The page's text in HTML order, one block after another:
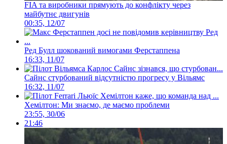
FIA та виробники прямують до конфлікту через
майбутнє двигунів
00:35, 12/07
Ред Булл шокований вимогами Ферстаппена
16:33, 11/07
Сайнс стурбований відсутністю прогресу у Вільямс
16:32, 11/07
Хемілтон: Ми знаємо, де маємо проблеми
23:55, 30/06
21:46